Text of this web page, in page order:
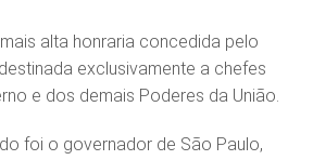
alta honraria concedida pelo
exclusivamente a chefes
e dos demais Poderes da União.
foi o governador de São Paulo,